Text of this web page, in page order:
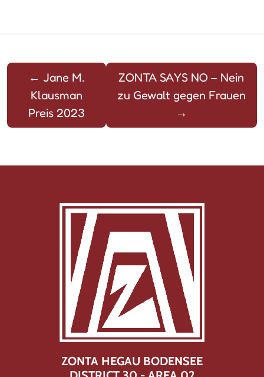
← Jane M.
Klausman
Preis 2023
ZONTA SAYS NO – Nein
zu Gewalt gegen Frauen
→
ZONTA HEGAU BODENSEE